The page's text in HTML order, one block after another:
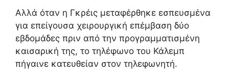
Αλλά όταν η Γκρέις μεταφέρθηκε εσπευσμένα
για επείγουσα χειρουργική επέμβαση δύο
εβδομάδες πριν από την προγραμματισμένη
καισαρική της, το τηλέφωνο του Κάλεμπ
πήγαινε κατευθείαν στον τηλεφωνητή.